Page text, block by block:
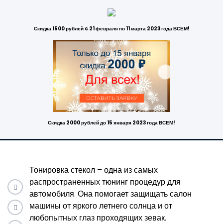
Скидка 1500 рублей c 21 февраля по 11 марта 2023 года ВСЕМ!
Скидка 2000 рублей до 15 января 2023 года ВСЕМ!
Тонировка стекол – одна из самых
распространенных тюнинг процедур для
автомобиля. Она помогает защищать салон
машины от яркого летнего солнца и от
любопытных глаз проходящих зевак.